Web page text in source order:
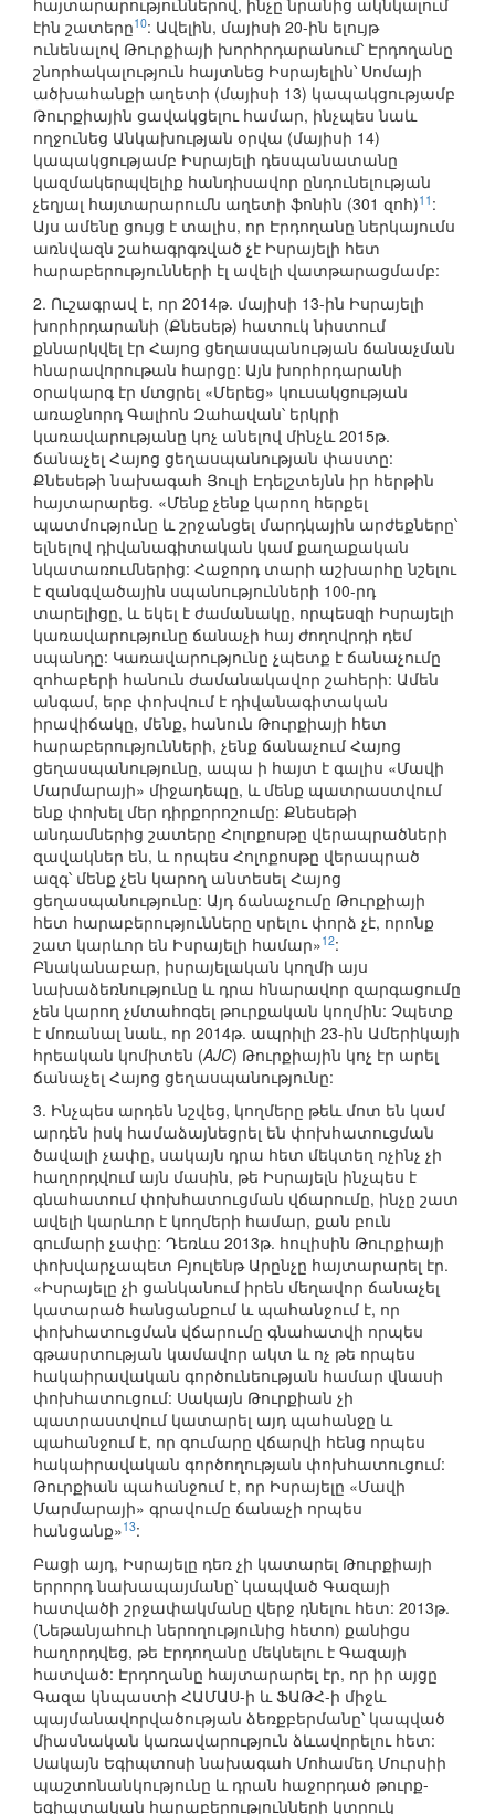
հայտարարություններով, ինչը նրանից ակնկալում
էին շատերը10: Ավելին, մայիսի 20-ին ելույթ
ունենալով Թուրքիայի խորհրդարանում՝ Էրդողանը
շնորհակալություն հայտնեց Իսրայելին՝ Սոմայի
ածխահանքի աղետի (մայիսի 13) կապակցությամբ
Թուրքիային ցավակցելու համար, ինչպես նաև
ողջունեց Անկախության օրվա (մայիսի 14)
կապակցությամբ Իսրայելի դեսպանատանը
կազմակերպվելիք հանդիսավոր ընդունելության
չեղյալ հայտարարումն աղետի ֆոնին (301 զոհ)11 :
Այս ամենը ցույց է տալիս, որ Էրդողանը ներկայումս
առնվազն շահագրգռված չէ Իսրայելի հետ
հարաբերությունների էլ ավելի վատթարացմամբ:
2. Ուշագրավ է, որ 2014թ. մայիսի 13-ին Իսրայելի
խորհրդարանի (Քնեսեթ) հատուկ նիստում
քննարկվել էր Հայոց ցեղասպանության ճանաչման
հնարավորութան հարցը: Այն խորհրդարանի
օրակարգ էր մտցրել «Մերեց» կուսակցության
առաջնորդ Գալիոն Զահավան՝ երկրի
կառավարությանը կոչ անելով մինչև 2015թ.
ճանաչել Հայոց ցեղասպանության փաստը:
Քնեսեթի նախագահ Յուլի Էդելշտեյնն իր հերթին
հայտարարեց. «Մենք չենք կարող հերքել
պատմությունը և շրջանցել մարդկային արժեքները՝
ելնելով դիվանագիտական կամ քաղաքական
նկատառումներից: Հաջորդ տարի աշխարհը նշելու
է զանգվածային սպանությունների 100-րդ
տարելիցը, և եկել է ժամանակը, որպեսզի Իսրայելի
կառավարությունը ճանաչի հայ ժողովրդի դեմ
սպանդը: Կառավարությունը չպետք է ճանաչումը
զոհաբերի հանուն ժամանակավոր շահերի: Ամեն
անգամ, երբ փոխվում է դիվանագիտական
իրավիճակը, մենք, հանուն Թուրքիայի հետ
հարաբերությունների, չենք ճանաչում Հայոց
ցեղասպանությունը, ապա ի հայտ է գալիս «Մավի
Մարմարայի» միջադեպը, և մենք պատրաստվում
ենք փոխել մեր դիրքորոշումը: Քնեսեթի
անդամներից շատերը Հոլոքոսթը վերապրածների
զավակներ են, և որպես Հոլոքոսթը վերապրած
ազգ՝ մենք չեն կարող անտեսել Հայոց
ցեղասպանությունը: Այդ ճանաչումը Թուրքիայի
հետ հարաբերությունները սրելու փորձ չէ, որոնք
շատ կարևոր են Իսրայելի համար»12:
Բնականաբար, իսրայելական կողմի այս
նախաձեռնությունը և դրա հնարավոր զարգացումը
չեն կարող չմտահոգել թուրքական կողմին: Չպետք
է մոռանալ նաև, որ 2014թ. ապրիլի 23-ին Ամերիկայի
հրեական կոմիտեն (AJC) Թուրքիային կոչ էր արել
ճանաչել Հայոց ցեղասպանությունը:
3. Ինչպես արդեն նշվեց, կողմերը թեև մոտ են կամ
արդեն իսկ համաձայնեցրել են փոխհատուցման
ծավալի չափը, սակայն դրա հետ մեկտեղ ոչինչ չի
հաղորդվում այն մասին, թե Իսրայելն ինչպես է
գնահատում փոխհատուցման վճարումը, ինչը շատ
ավելի կարևոր է կողմերի համար, քան բուն
գումարի չափը: Դեռևս 2013թ. հուլիսին Թուրքիայի
փոխվարչապետ Բյուլենթ Արընչը հայտարարել էր.
«Իսրայելը չի ցանկանում իրեն մեղավոր ճանաչել
կատարած հանցանքում և պահանջում է, որ
փոխհատուցման վճարումը գնահատվի որպես
գթասրտության կամավոր ակտ և ոչ թե որպես
հակաիրավական գործունեության համար վնասի
փոխհատուցում: Սակայն Թուրքիան չի
պատրաստվում կատարել այդ պահանջը և
պահանջում է, որ գումարը վճարվի հենց որպես
հակաիրավական գործողության փոխհատուցում:
Թուրքիան պահանջում է, որ Իսրայելը «Մավի
Մարմարայի» գրավումը ճանաչի որպես
հանցանք»13:
Բացի այդ, Իսրայելը դեռ չի կատարել Թուրքիայի
երրորդ նախապայմանը՝ կապված Գազայի
հատվածի շրջափակմանը վերջ դնելու հետ: 2013թ.
(Նեթանյահուի ներողությունից հետո) քանիցս
հաղորդվեց, թե Էրդողանը մեկնելու է Գազայի
հատված: Էրդողանը հայտարարել էր, որ իր այցը
Գազա կնպաստի ՀԱՄԱՍ-ի և ՖԱԹՀ-ի միջև
պայմանավորվածության ձեռքբերմանը՝ կապված
միասնական կառավարություն ձևավորելու հետ:
Սակայն Եգիպտոսի նախագահ Մոհամեդ Մուրսիի
պաշտոնանկությունը և դրան հաջորդած թուրք-
եգիպտական հարաբերությունների կտրուկ